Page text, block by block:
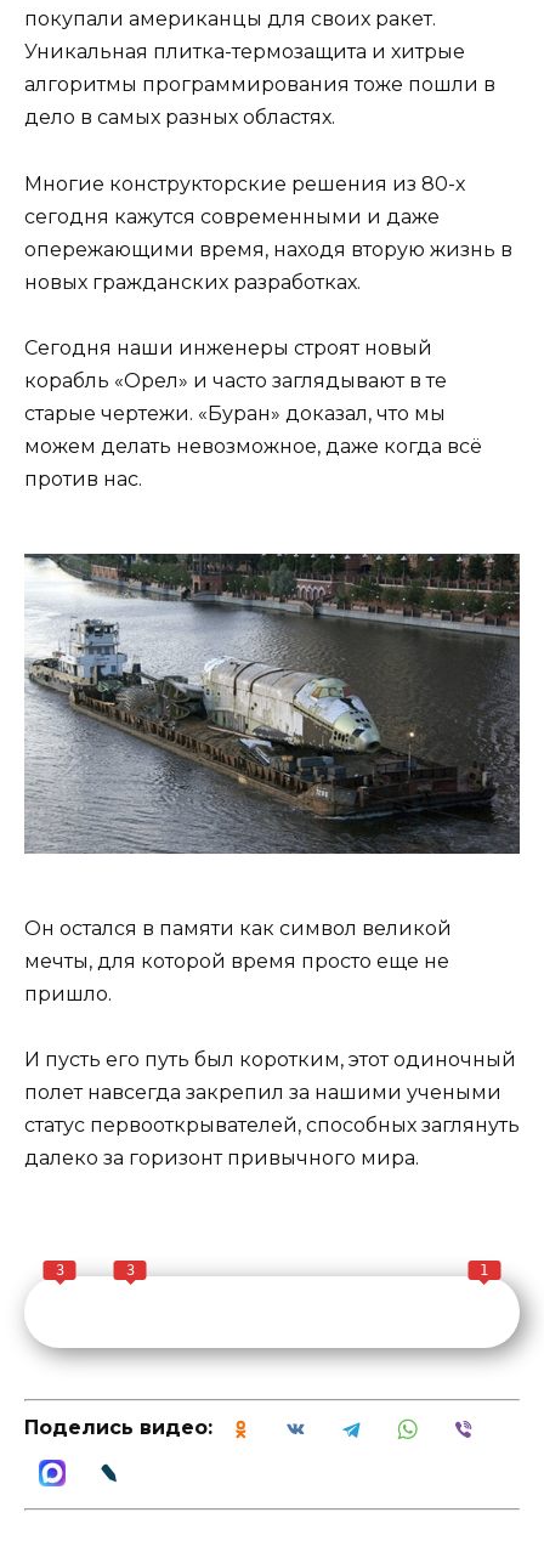
покупали американцы для своих ракет.
Уникальная плитка-термозащита и хитрые
алгоритмы программирования тоже пошли в
дело в самых разных областях.
Многие конструкторские решения из 80-х
сегодня кажутся современными и даже
опережающими время, находя вторую жизнь в
новых гражданских разработках.
Сегодня наши инженеры строят новый
корабль «Орел» и часто заглядывают в те
старые чертежи. «Буран» доказал, что мы
можем делать невозможное, даже когда всё
против нас.
Он остался в памяти как символ великой
мечты, для которой время просто еще не
пришло.
И пусть его путь был коротким, этот одиночный
полет навсегда закрепил за нашими учеными
статус первооткрывателей, способных заглянуть
далеко за горизонт привычного мира.
3 3 1
Поделись видео: